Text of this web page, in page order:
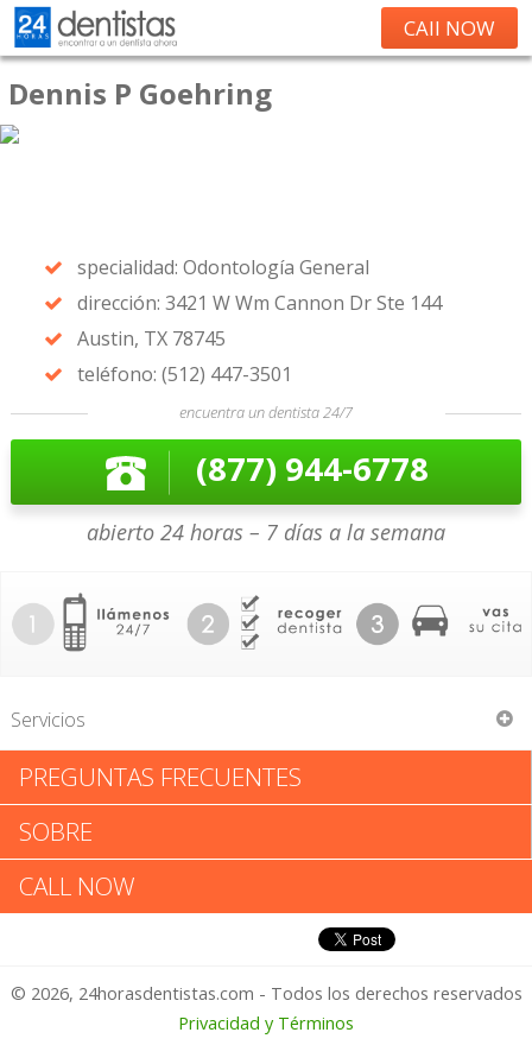
CAll NOW
Dennis P Goehring
specialidad: Odontología General
dirección: 3421 W Wm Cannon Dr Ste 144
Austin, TX 78745
teléfono: (512) 447-3501
encuentra un dentista 24/7
(877) 944-6778
abierto 24 horas – 7 días a la semana
Servicios
Dennis P Goehring
Dennis P Goehring: Califica tu
Experiencia
1 – No Feliz
PREGUNTAS FRECUENTES
SOBRE
CALL NOW
© 2026, 24horasdentistas.com - Todos los derechos reservados
Privacidad y Términos